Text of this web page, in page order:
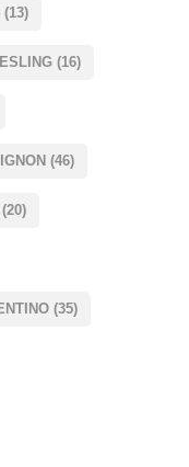
(13)
(16)
(46)
(20)
(35)